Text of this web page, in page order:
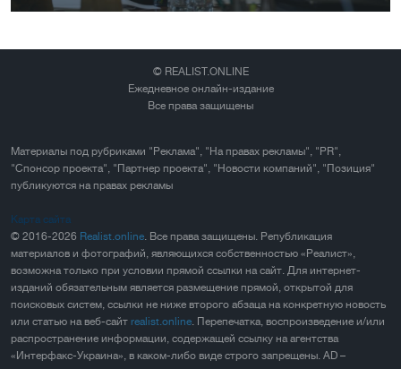
© REALIST.ONLINE
Ежедневное онлайн-издание
Все права защищены
Материалы под рубриками "Реклама", "На правах рекламы", "PR",
"Спонсор проекта", "Партнер проекта", "Новости компаний", "Позиция"
публикуются на правах рекламы
Карта сайта
© 2016-2026 Realist.online . Все права защищены. Републикация
материалов и фотографий, являющихся собственностью «Реалист»,
возможна только при условии прямой ссылки на сайт. Для интернет-
изданий обязательным является размещение прямой, открытой для
поисковых систем, ссылки не ниже второго абзаца на конкретную новость
или статью на веб-сайт realist.online . Перепечатка, воспроизведение и/или
распространение информации, содержащей ссылку на агентства
«Интерфакс-Украина», в каком-либо виде строго запрещены. AD –